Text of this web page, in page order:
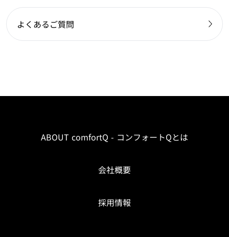
よくあるご質問
ABOUT comfortQ - コンフォートQとは
会社概要
採用情報